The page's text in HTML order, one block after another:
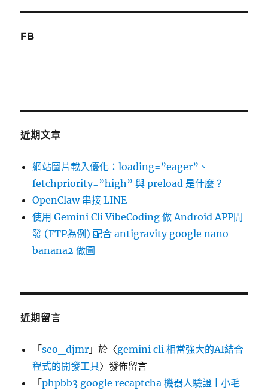
FB
近期文章
網站圖片載入優化：loading=”eager”、
fetchpriority=”high” 與 preload 是什麼？
OpenClaw 串接 LINE
使用 Gemini Cli VibeCoding 做 Android APP開
發 (FTP為例) 配合 antigravity google nano
banana2 做圖
近期留言
「seo_djmr 」於〈gemini cli 相當強大的AI結合
程式的開發工具〉發佈留言
「phpbb3 google recaptcha 機器人驗證 | 小毛